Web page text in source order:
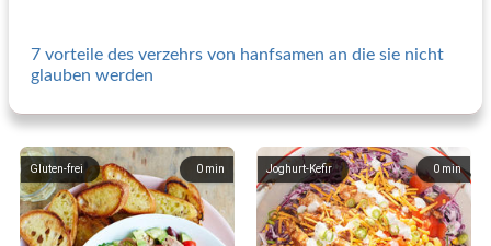
7 vorteile des verzehrs von hanfsamen an die sie nicht
glauben werden
0 min
Gluten-frei 0 min
Joghurt-Kefir